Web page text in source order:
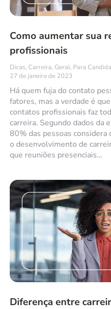
Como aumentar sua
profissionais
Dicas, Carreira, Geral, Para
27 de janeiro de 2023
Há quem fuja do contato
fatores, mas a verdade é
contatos profissionais faz
carreira. Segundo dados da
80% das pessoas
o desenvolvimento de
que reuniões presenciais…
Diferença entre